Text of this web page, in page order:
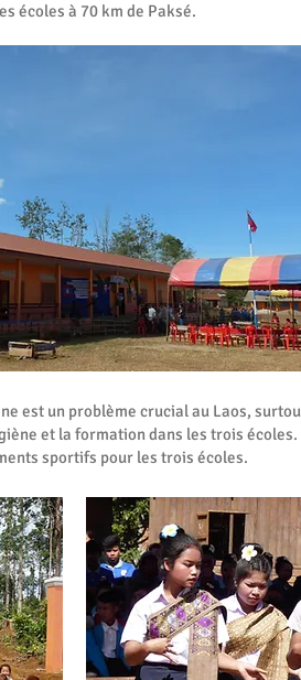
écoles à 70 km de Paksé.
est un problème crucial au Laos,
et la formation dans les trois écoles.
sportifs pour les trois écoles.